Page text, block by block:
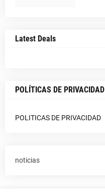
Latest Deals
POLÍTICAS DE PRIVACIDAD
POLITICAS DE PRIVACIDAD
noticias